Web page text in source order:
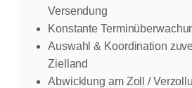
Versendung
Konstante
Auswahl & Koordination
Zielland
Abwicklung am Zoll /